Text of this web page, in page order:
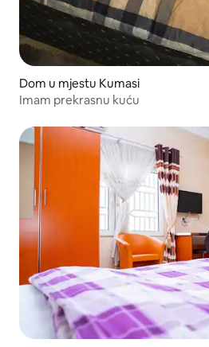
Dom u mjestu Kumasi
Imam prekrasnu kuću